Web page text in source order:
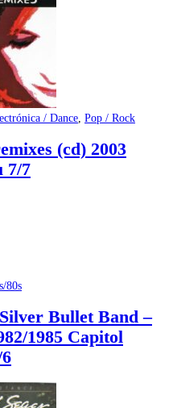
/ Dance, Pop / Rock
(cd) 2003
7/7
80s
Bullet Band –
1985 Capitol